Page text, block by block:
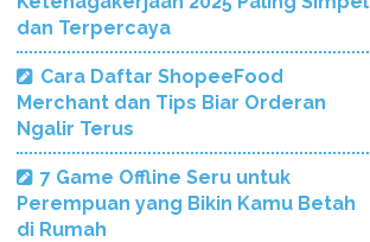
dan Terpercaya
Cara Daftar ShopeeFood
Merchant dan Tips Biar Orderan
Ngalir Terus
7 Game Offline Seru untuk
Perempuan yang Bikin Kamu Betah
di Rumah